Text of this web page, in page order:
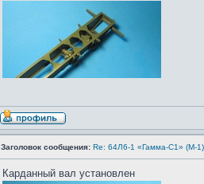
Заголовок сообщения: Re: 64Л6-1 «Гамма-С1» (М-
Карданный вал установлен